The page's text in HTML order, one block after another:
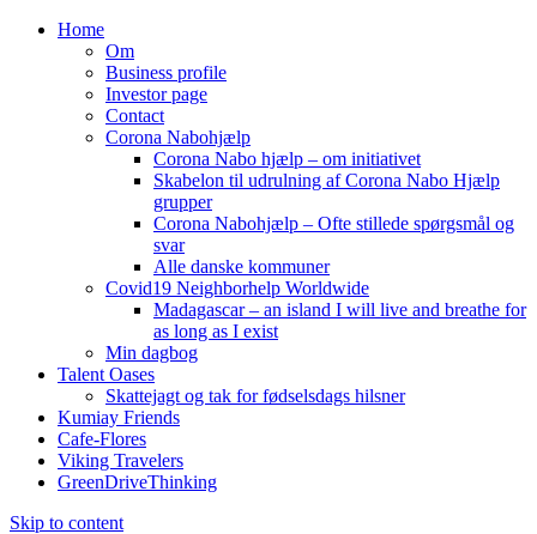
Home
Om
Business profile
Investor page
Contact
Corona Nabohjælp
Corona Nabo hjælp – om initiativet
Skabelon til udrulning af Corona Nabo Hjælp
grupper
Corona Nabohjælp – Ofte stillede spørgsmål og
svar
Alle danske kommuner
Covid19 Neighborhelp Worldwide
Madagascar – an island I will live and breathe for
as long as I exist
Min dagbog
Talent Oases
Skattejagt og tak for fødselsdags hilsner
Kumiay Friends
Cafe-Flores
Viking Travelers
GreenDriveThinking
Skip to content